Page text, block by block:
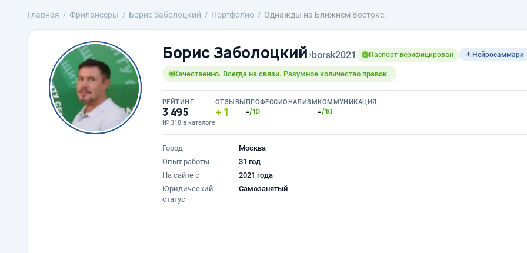
Главная Фрилансеры Борис Заболоцкий Портфолио Однажды на Ближнем Востоке.
Борис Заболоцкий›borsk2021 Паспорт верифицирован Нейросаммари
Качественно. Всегда на связи. Разумное количество правок.
РЕЙТИНГ
3 495
№ 318 в каталоге
ОТЗЫВЫ
1
ПРОФЕССИОНАЛИЗМ
-/10
КОММУНИКАЦИЯ
-/10
Город
Москва
Опыт работы
31 год
На сайте с
2021 года
Юридический
статус
Самозанятый